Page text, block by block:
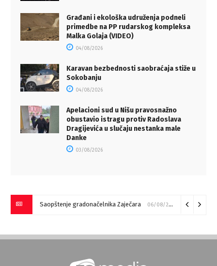
Građani i ekološka udruženja podneli
primedbe na PP rudarskog kompleksa
Malka Golaja (VIDEO)
04/08/2026
Karavan bezbednosti saobraćaja stiže u
Sokobanju
04/08/2026
Apelacioni sud u Nišu pravosnažno
obustavio istragu protiv Radoslava
Dragijevića u slučaju nestanka male
Danke
03/08/2026
Saopštenje gradonačelnika Zaječara 06/08/2026